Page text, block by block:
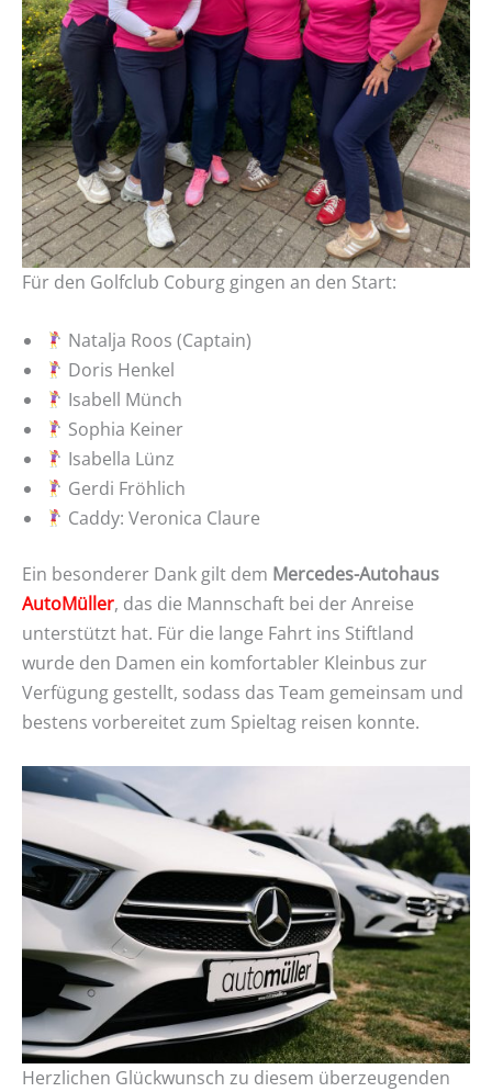
Für den Golfclub Coburg gingen an den Start:
Natalja Roos (Captain)
Doris Henkel
Isabell Münch
Sophia Keiner
Isabella Lünz
Gerdi Fröhlich
Caddy: Veronica Claure
Ein besonderer Dank gilt dem Mercedes-Autohaus
AutoMüller, das die Mannschaft bei der Anreise
unterstützt hat. Für die lange Fahrt ins Stiftland
wurde den Damen ein komfortabler Kleinbus zur
Verfügung gestellt, sodass das Team gemeinsam und
bestens vorbereitet zum Spieltag reisen konnte.
Herzlichen Glückwunsch zu diesem überzeugenden